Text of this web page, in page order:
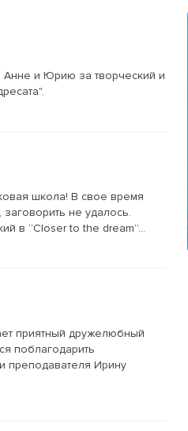
и Юрию за творческий и
школа! В свое время
не удалось.
в “Closer to the dream”...
приятный дружелюбный
поблагодарить
преподавателя Ирину